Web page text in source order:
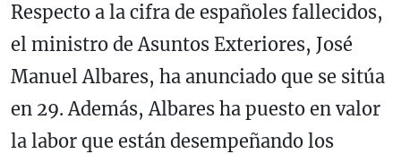
Respecto a la cifra de españoles fallecidos,
el ministro de Asuntos Exteriores, José
Manuel Albares, ha anunciado que se sitúa
en 29. Además, Albares ha puesto en valor
la labor que están desempeñando los